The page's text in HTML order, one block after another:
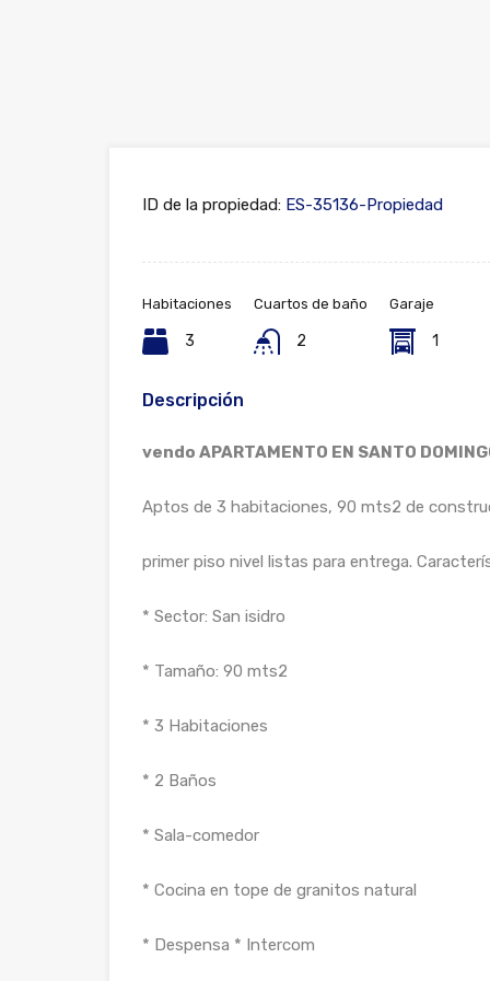
ID de la propiedad: ES-35136-Propiedad
Habitaciones
3
Cuartos de baño
2
Garaje
1
Descripción
vendo APARTAMENTO EN SANTO
Aptos de 3 habitaciones, 90 mts2 de
primer piso nivel listas para entrega.
* Sector: San isidro
* Tamaño: 90 mts2
* 3 Habitaciones
* 2 Baños
* Sala-comedor
* Cocina en tope de granitos natural
* Despensa * Intercom